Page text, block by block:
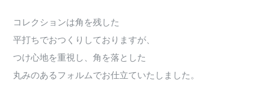
コレクションは角を残した
平打ちでおつくりしておりますが、
つけ心地を重視し、角を落とした
丸みのあるフォルムでお仕立ていたしました。